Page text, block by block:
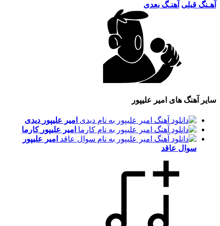
آهـنگ قبلی آهنـگ بعدی
سایر آهنگ های امیر علیپور
امیر علیپور دیدی
امیر علیپور کارما
امیر علیپور
سوال عاقد